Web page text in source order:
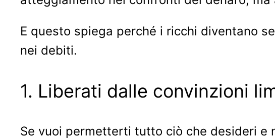
E questo spiega perché i ricchi diventano
nei debiti.
1. Liberati dalle convinzioni
Se vuoi permetterti tutto ciò che desideri e